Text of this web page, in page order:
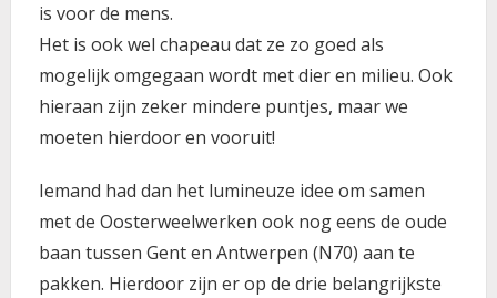
is voor de mens.
Het is ook wel chapeau dat ze zo goed als
mogelijk omgegaan wordt met dier en milieu. Ook
hieraan zijn zeker mindere puntjes, maar we
moeten hierdoor en vooruit!
Iemand had dan het lumineuze idee om samen
met de Oosterweelwerken ook nog eens de oude
baan tussen Gent en Antwerpen (N70) aan te
pakken. Hierdoor zijn er op de drie belangrijkste